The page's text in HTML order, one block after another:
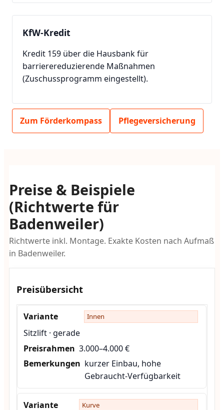
KfW-Kredit
Kredit 159 über die Hausbank für
barrierereduzierende Maßnahmen
(Zuschussprogramm eingestellt).
Zum Förderkompass Pflegeversicherung
Preise & Beispiele
(Richtwerte für
Badenweiler)
Richtwerte inkl. Montage. Exakte Kosten nach Aufmaß
in Badenweiler.
Preisübersicht
Innen
Sitzlift · gerade
3.000–4.000 €
kurzer Einbau, hohe
Gebraucht-Verfügbarkeit
Kurve